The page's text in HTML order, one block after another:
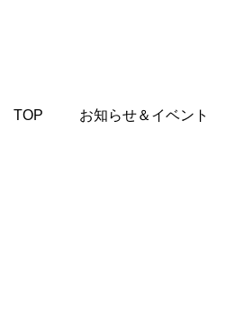
TOP お知らせ＆イベント